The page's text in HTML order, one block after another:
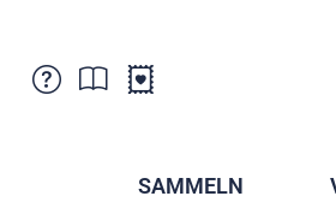
Verkaufsstellen
Abonnemente
SAMMELN